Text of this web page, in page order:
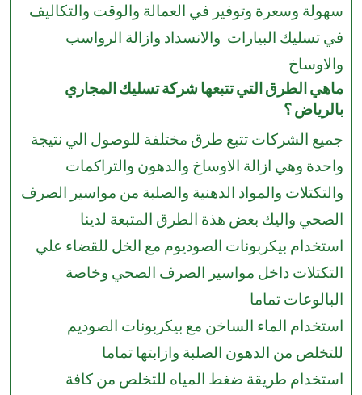
سهولة وسعرة وتوفير في العمالة والوقت والتكاليف
في تسليك البيارات والانسداد وازالة الرواسب
والاوساخ
ماهي الطرق التي تتبعها شركة تسليك المجاري
بالرياض ؟
جميع الشركات تتبع طرق مختلفة للوصول الي نتيجة
واحدة وهي ازالة الاوساخ والدهون والتراكمات
والتكتلات والمواد الدهنية والصلبة من مواسير الصرف
الصحي واليك بعض هذة الطرق المتبعة لدينا
استخدام بيكربونات الصوديوم مع الخل للقضاء علي
التكتلات داخل مواسير الصرف الصحي وخاصة
البالوعات تماما
استخدام الماء الساخن مع بيكربونات الصوديم
للتخلص من الدهون الصلبة وازابتها تماما
استخدام طريقة ضغط المياه للتخلص من كافة